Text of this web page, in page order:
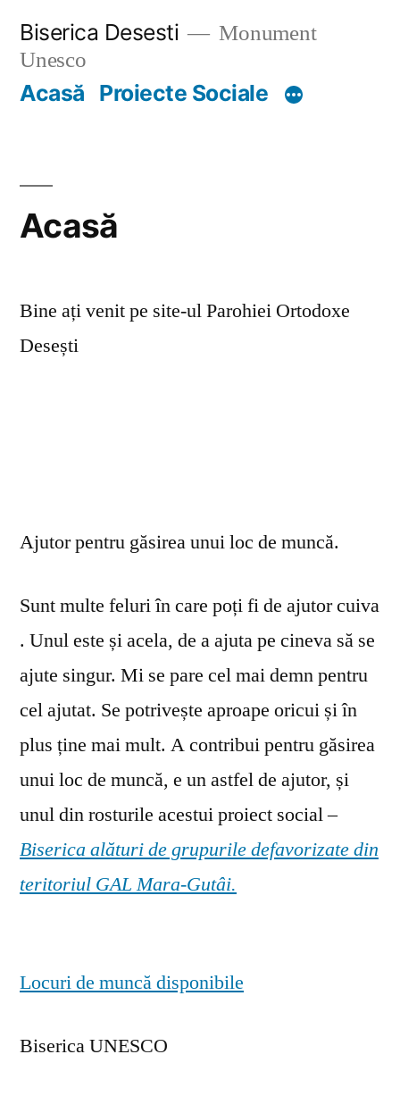
content
Biserica Desesti
Monument
Unesco
Acasă Proiecte Sociale
Acasă
Bine ați venit pe site-ul Parohiei Ortodoxe
Desești
Ajutor pentru găsirea unui loc de muncă.
Sunt multe feluri în care poți fi de ajutor cuiva
. Unul este și acela, de a ajuta pe cineva să se
ajute singur. Mi se pare cel mai demn pentru
cel ajutat. Se potrivește aproape oricui și în
plus ține mai mult. A contribui pentru găsirea
unui loc de muncă, e un astfel de ajutor, și
unul din rosturile acestui proiect social –
Biserica alături de grupurile defavorizate din
teritoriul GAL Mara-Gutâi.
Locuri de muncă disponibile
Biserica UNESCO